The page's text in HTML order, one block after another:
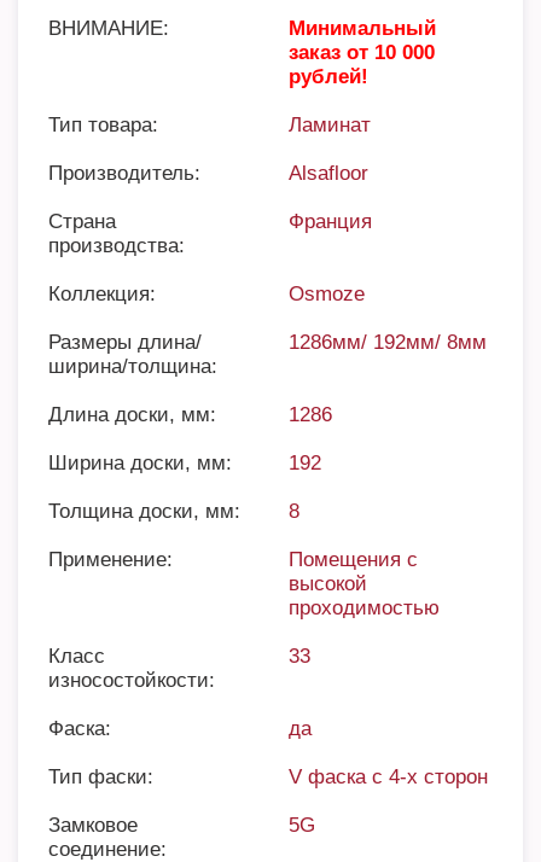
ВНИМАНИЕ:
Минимальный
заказ от 10 000
рублей!
Тип товара: Ламинат
Производитель: Alsafloor
Страна
производства:
Франция
Коллекция: Osmoze
Размеры длина/
ширина/толщина:
1286мм/ 192мм/ 8мм
Длина доски, мм: 1286
Ширина доски, мм: 192
Толщина доски, мм: 8
Применение:
Помещения с
высокой
проходимостью
Класс
износостойкости:
33
Фаска: да
Тип фаски: V фаска с 4-х сторон
Замковое
соединение:
5G